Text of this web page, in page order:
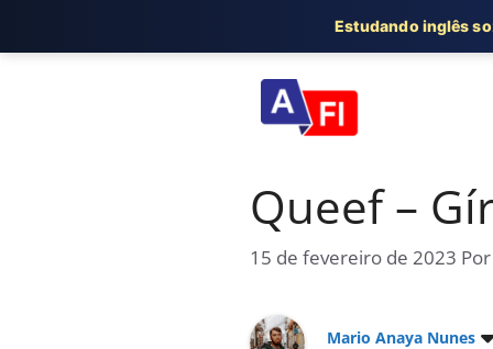
Queef –
15 de fevereiro de 2023 Por
Mario Anaya Nunes
Estudando inglês